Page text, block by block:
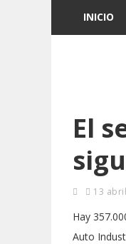
INICIO
El
13
Hay
Auto